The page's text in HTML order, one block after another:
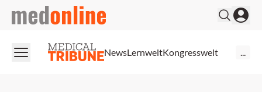
medonline
NewsLernweltKongresswelt